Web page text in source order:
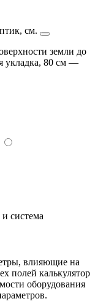
см.
земли до
укладка, 80 см —
система
влияющие на
полей калькулятор
оборудования